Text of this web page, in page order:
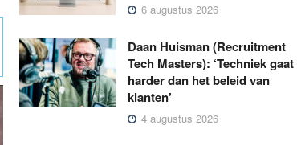
6 augustus 2026
Daan Huisman (Recruitment
Tech Masters): ‘Techniek gaat
harder dan het beleid van
klanten’
4 augustus 2026